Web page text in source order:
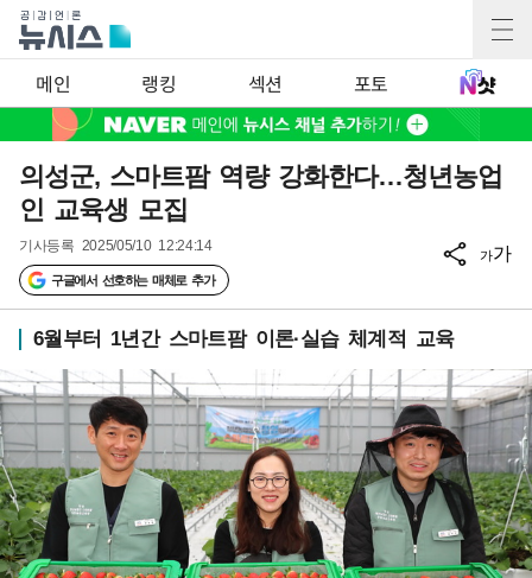
메인 랭킹 섹션 포토
의성군, 스마트팜 역량 강화한다…청년농업
인 교육생 모집
기사등록 2025/05/10 12:24:14
구글에서 선호하는 매체로 추가
가가
6월부터 1년간 스마트팜 이론·실습 체계적 교육